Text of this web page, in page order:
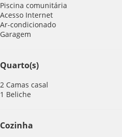
Piscina comunitária
Acesso Internet
Ar-condicionado
Garagem
Quarto(s)
2 Camas casal
1 Beliche
Cozinha